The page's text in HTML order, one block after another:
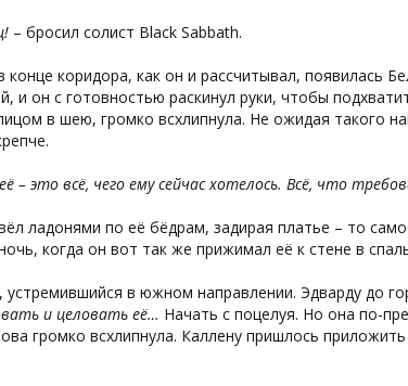
– бросил солист Black Sabbath.
коридора, как он и рассчитывал, появилась
и он с готовностью раскинул руки, чтобы
в шею, громко всхлипнула. Не ожидая такого
это всё, чего ему сейчас хотелось. Всё, что
ладонями по её бёдрам, задирая платье – то
когда он вот так же прижимал её к стене в
в южном направлении. Эдварду до
и целовать её… Начать с поцелуя. Но она по-
громко всхлипнула. Каллену пришлось